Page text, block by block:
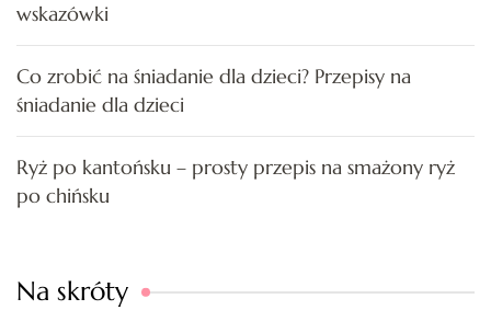
wskazówki
Co zrobić na śniadanie dla dzieci? Przepisy na
śniadanie dla dzieci
Ryż po kantońsku – prosty przepis na smażony ryż
po chińsku
Na skróty